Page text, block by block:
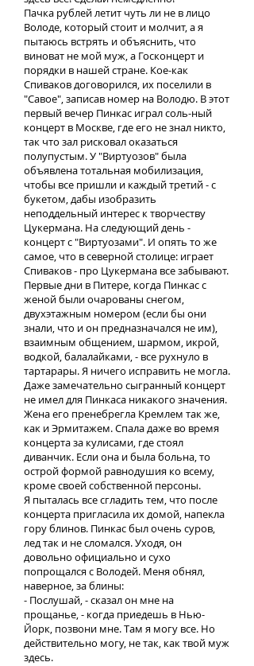
Пачка рублей летит чуть ли не в лицо
Володе, который стоит и молчит, а я
пытаюсь встрять и объяснить, что
виноват не мой муж, а Госконцерт и
порядки в нашей стране. Кое-как
Спиваков договорился, их поселили в
"Савое", записав номер на Володю. В этот
первый вечер Пинкас играл соль-ный
концерт в Москве, где его не знал никто,
так что зал рисковал оказаться
полупустым. У "Виртуозов" была
объявлена тотальная мобилизация,
чтобы все пришли и каждый третий - с
букетом, дабы изобразить
неподдельный интерес к творчеству
Цукермана. На следующий день -
концерт с "Виртуозами". И опять то же
самое, что в северной столице: играет
Спиваков - про Цукермана все забывают.
Первые дни в Питере, когда Пинкас с
женой были очарованы снегом,
двухэтажным номером (если бы они
знали, что и он предназначался не им),
взаимным общением, шармом, икрой,
водкой, балалайками, - все рухнуло в
тартарары. Я ничего исправить не могла.
Даже замечательно сыгранный концерт
не имел для Пинкаса никакого значения.
Жена его пренебрегла Кремлем так же,
как и Эрмитажем. Спала даже во время
концерта за кулисами, где стоял
диванчик. Если она и была больна, то
острой формой равнодушия ко всему,
кроме своей собственной персоны.
Я пыталась все сгладить тем, что после
концерта пригласила их домой, напекла
гору блинов. Пинкас был очень суров,
лед так и не сломался. Уходя, он
довольно официально и сухо
попрощался с Володей. Меня обнял,
наверное, за блины:
- Послушай, - сказал он мне на
прощанье, - когда приедешь в Нью-
Йорк, позвони мне. Там я могу все. Но
действительно могу, не так, как твой муж
здесь.